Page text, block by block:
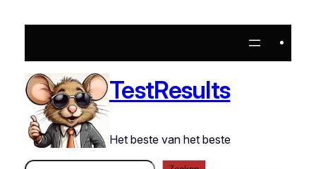
naar
inhoud
TestResults
Het beste van het beste